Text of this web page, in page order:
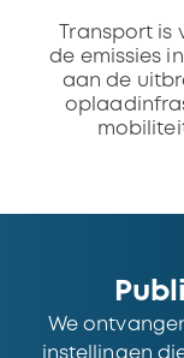
Transport
de emissies
aan de
We
instellingen